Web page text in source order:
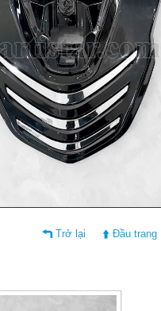
Trở lại Đầu trang